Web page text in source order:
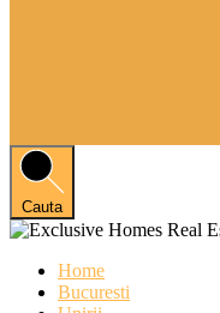
Cauta
Home
Bucuresti